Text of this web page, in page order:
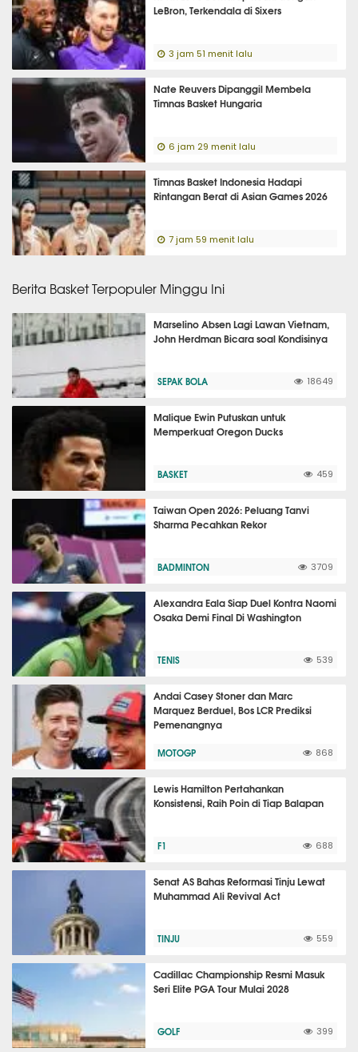
LeBron, Terkendala di Sixers
3 jam 51 menit lalu
Nate Reuvers Dipanggil Membela
Timnas Basket Hungaria
6 jam 29 menit lalu
Timnas Basket Indonesia Hadapi
Rintangan Berat di Asian Games 2026
7 jam 59 menit lalu
Berita Basket Terpopuler Minggu Ini
Marselino Absen Lagi Lawan Vietnam,
John Herdman Bicara soal Kondisinya
SEPAK BOLA 18649
Malique Ewin Putuskan untuk
Memperkuat Oregon Ducks
BASKET 459
Taiwan Open 2026: Peluang Tanvi
Sharma Pecahkan Rekor
BADMINTON 3709
Alexandra Eala Siap Duel Kontra Naomi
Osaka Demi Final Di Washington
TENIS 539
Andai Casey Stoner dan Marc
Marquez Berduel, Bos LCR Prediksi
Pemenangnya
MOTOGP 868
Lewis Hamilton Pertahankan
Konsistensi, Raih Poin di Tiap Balapan
F1 688
Senat AS Bahas Reformasi Tinju Lewat
Muhammad Ali Revival Act
TINJU 559
Cadillac Championship Resmi Masuk
Seri Elite PGA Tour Mulai 2028
GOLF 399